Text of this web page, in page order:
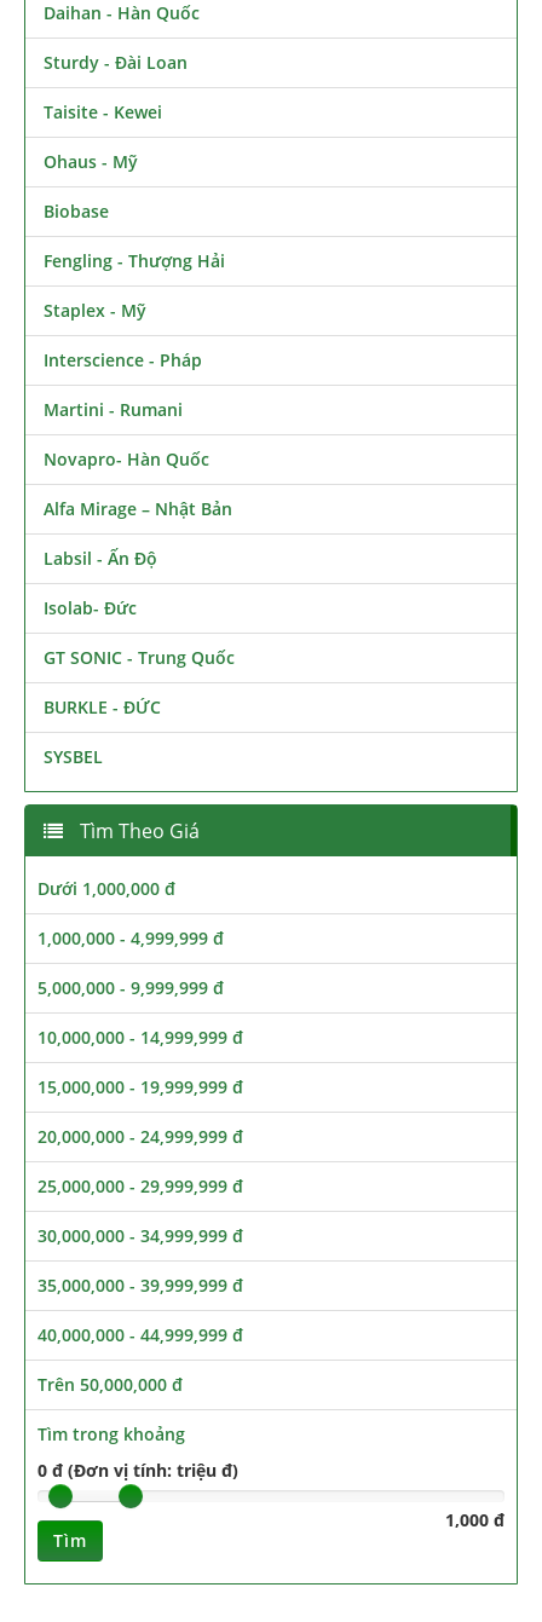
Daihan - Hàn Quốc
Sturdy - Đài Loan
Taisite - Kewei
Ohaus - Mỹ
Biobase
Fengling - Thượng Hải
Staplex - Mỹ
Interscience - Pháp
Martini - Rumani
Novapro- Hàn Quốc
Alfa Mirage – Nhật Bản
Labsil - Ấn Độ
Isolab- Đức
GT SONIC - Trung Quốc
BURKLE - ĐỨC
SYSBEL
Tìm Theo Giá
Dưới 1,000,000 đ
1,000,000 - 4,999,999 đ
5,000,000 - 9,999,999 đ
10,000,000 - 14,999,999 đ
15,000,000 - 19,999,999 đ
20,000,000 - 24,999,999 đ
25,000,000 - 29,999,999 đ
30,000,000 - 34,999,999 đ
35,000,000 - 39,999,999 đ
40,000,000 - 44,999,999 đ
Trên 50,000,000 đ
Tìm trong khoảng
0 đ (Đơn vị tính: triệu đ)
1,000 đ
Tìm